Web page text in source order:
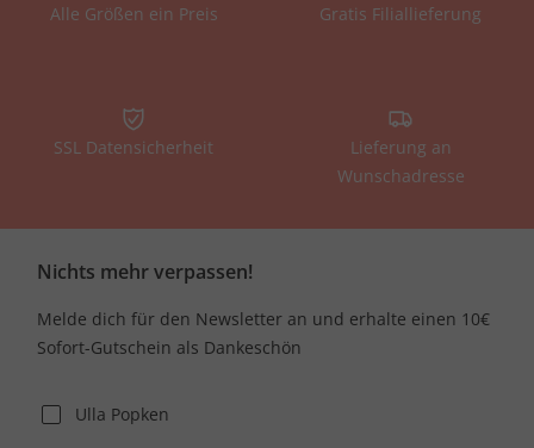
Alle Größen ein Preis Gratis Filiallieferung
SSL Datensicherheit
Lieferung an
Wunschadresse
Nichts mehr verpassen!
Melde dich für den Newsletter an und erhalte einen 10€
Sofort-Gutschein als Dankeschön
Ulla Popken